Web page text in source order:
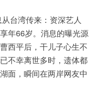
台湾传来：资深艺人
年66岁。消息的曝光源
西平后，干儿子心生不
不幸离世多时，遗体都
面，瞬间在两岸网友中